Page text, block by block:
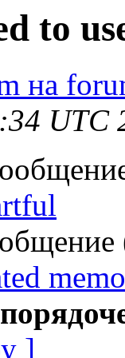
to
на
UTC
]